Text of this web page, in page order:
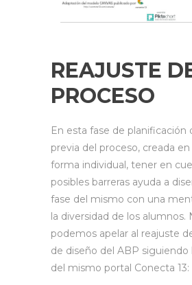
REAJUSTE
PROCESO
En esta fase de planificación
previa del proceso, creada
forma individual, tener en
posibles barreras ayuda a
fase del mismo con una
la diversidad de los alumnos.
podemos apelar al reajuste
de diseño del ABP siguiendo
del mismo portal Conecta 13: